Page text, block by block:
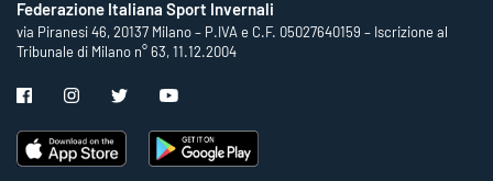
Federazione Italiana Sport Invernali
via Piranesi 46, 20137 Milano – P.IVA e C.F. 05027640159 – Iscrizione al
Tribunale di Milano n° 63, 11.12.2004